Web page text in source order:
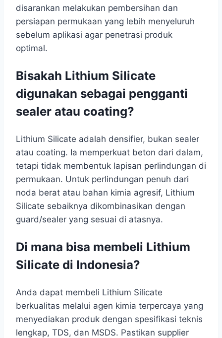
disarankan melakukan pembersihan dan
persiapan permukaan yang lebih menyeluruh
sebelum aplikasi agar penetrasi produk
optimal.
Bisakah Lithium Silicate
digunakan sebagai pengganti
sealer atau coating?
Lithium Silicate adalah densifier, bukan sealer
atau coating. Ia memperkuat beton dari dalam,
tetapi tidak membentuk lapisan perlindungan di
permukaan. Untuk perlindungan penuh dari
noda berat atau bahan kimia agresif, Lithium
Silicate sebaiknya dikombinasikan dengan
guard/sealer yang sesuai di atasnya.
Di mana bisa membeli Lithium
Silicate di Indonesia?
Anda dapat membeli Lithium Silicate
berkualitas melalui agen kimia terpercaya yang
menyediakan produk dengan spesifikasi teknis
lengkap, TDS, dan MSDS. Pastikan supplier